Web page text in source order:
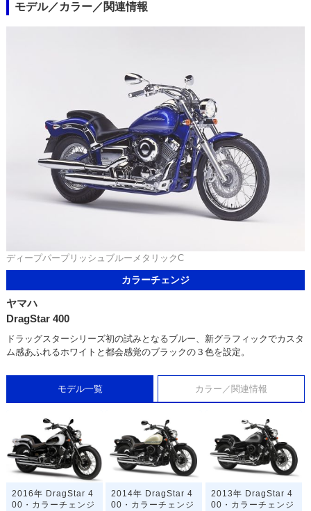
モデル／カラー／関連情報
ディープパープリッシュブルーメタリックC
カラーチェンジ
ヤマハ
DragStar 400
ドラッグスターシリーズ初の試みとなるブルー、新グラフィックでカスタ
ム感あふれるホワイトと都会感覚のブラックの３色を設定。
モデル一覧 カラー／関連情報
2016年 DragStar 4
00・カラーチェンジ
2014年 DragStar 4
00・カラーチェンジ
2013年 DragStar 4
00・カラーチェンジ